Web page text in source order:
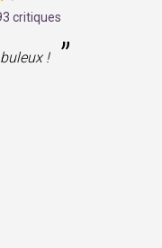
critiques
! ”